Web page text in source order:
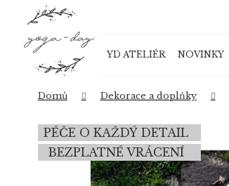
YD ATELIÉR
NOVINKY
Domů Dekorace a doplňky
PÉČE O KAŽDÝ DETAIL
BEZPLATNÉ VRÁCENÍ
Zpět
do
obchodu
Zpět
do
obchodu